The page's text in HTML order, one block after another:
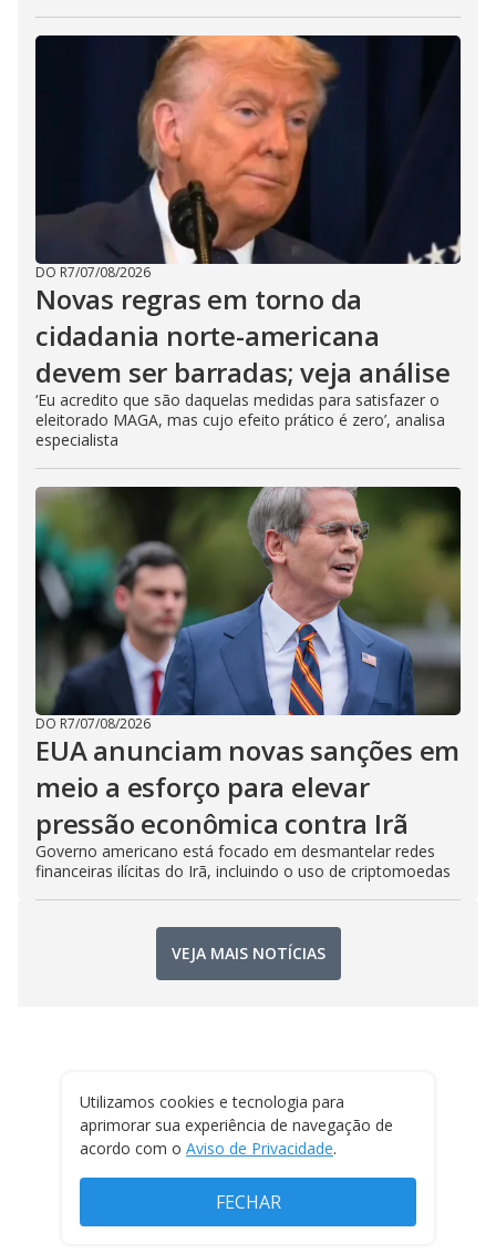
DO R7/07/08/2026
Novas regras em torno da
cidadania norte-americana
devem ser barradas; veja análise
‘Eu acredito que são daquelas medidas para satisfazer o
eleitorado MAGA, mas cujo efeito prático é zero’, analisa
especialista
DO R7/07/08/2026
EUA anunciam novas sanções em
meio a esforço para elevar
pressão econômica contra Irã
Governo americano está focado em desmantelar redes
financeiras ilícitas do Irã, incluindo o uso de criptomoedas
VEJA MAIS NOTÍCIAS
Utilizamos cookies e tecnologia para
aprimorar sua experiência de navegação de
acordo com o Aviso de Privacidade.
FECHAR